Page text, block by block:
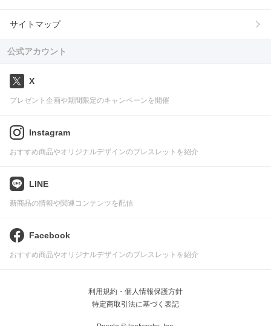
サイトマップ
公式アカウント
X
プレゼント企画や期間限定のキャンペーンを開催
Instagram
おすすめ商品やオリジナルデザインのブレスレットを紹介
LINE
新商品の情報や関連コンテンツを配信
Facebook
おすすめ商品やオリジナルデザインのブレスレットを紹介
利用規約・個人情報保護方針
特定商取引法に基づく表記